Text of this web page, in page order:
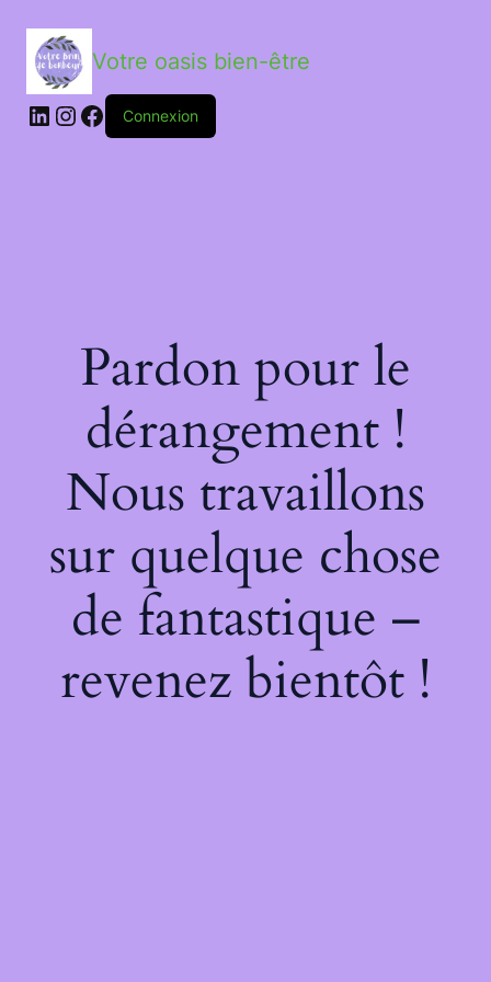
Votre oasis bien-être
LinkedIn
Instagram
Facebook
Connexion
Pardon pour le
dérangement !
Nous travaillons
sur quelque chose
de fantastique –
revenez bientôt !